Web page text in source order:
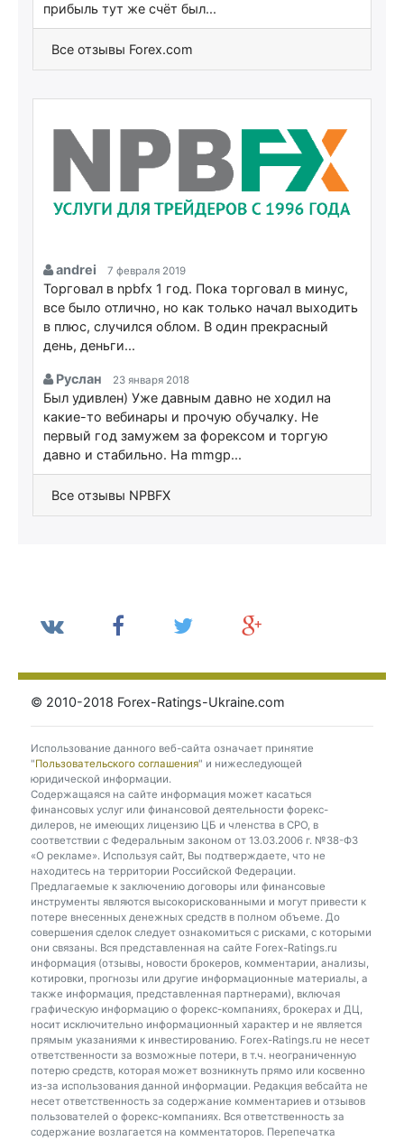
прибыль тут же счёт был...
Все отзывы Forex.com
andrei 7 февраля 2019
Торговал в npbfx 1 год. Пока торговал в минус,
все было отлично, но как только начал выходить
в плюс, случился облом. В один прекрасный
день, деньги...
Руслан 23 января 2018
Был удивлен) Уже давным давно не ходил на
какие-то вебинары и прочую обучалку. Не
первый год замужем за форексом и торгую
давно и стабильно. На mmgp...
Все отзывы NPBFX
© 2010-2018 Forex-Ratings-Ukraine.com
Использование данного веб-сайта означает принятие
"Пользовательского соглашения" и нижеследующей
юридической информации.
Содержащаяся на сайте информация может касаться
финансовых услуг или финансовой деятельности форекс-
дилеров, не имеющих лицензию ЦБ и членства в СРО, в
соответствии с Федеральным законом от 13.03.2006 г. №38-ФЗ
«О рекламе». Используя сайт, Вы подтверждаете, что не
находитесь на территории Российской Федерации.
Предлагаемые к заключению договоры или финансовые
инструменты являются высокорискованными и могут привести к
потере внесенных денежных средств в полном объеме. До
совершения сделок следует ознакомиться с рисками, с которыми
они связаны. Вся представленная на сайте Forex-Ratings.ru
информация (отзывы, новости брокеров, комментарии, анализы,
котировки, прогнозы или другие информационные материалы, а
также информация, представленная партнерами), включая
графическую информацию о форекс-компаниях, брокерах и ДЦ,
носит исключительно информационный характер и не является
прямым указаниями к инвестированию. Forex-Ratings.ru не несет
ответственности за возможные потери, в т.ч. неограниченную
потерю средств, которая может возникнуть прямо или косвенно
из-за использования данной информации. Редакция вебсайта не
несет ответственность за содержание комментариев и отзывов
пользователей о форекс-компаниях. Вся ответственность за
содержание возлагается на комментаторов. Перепечатка